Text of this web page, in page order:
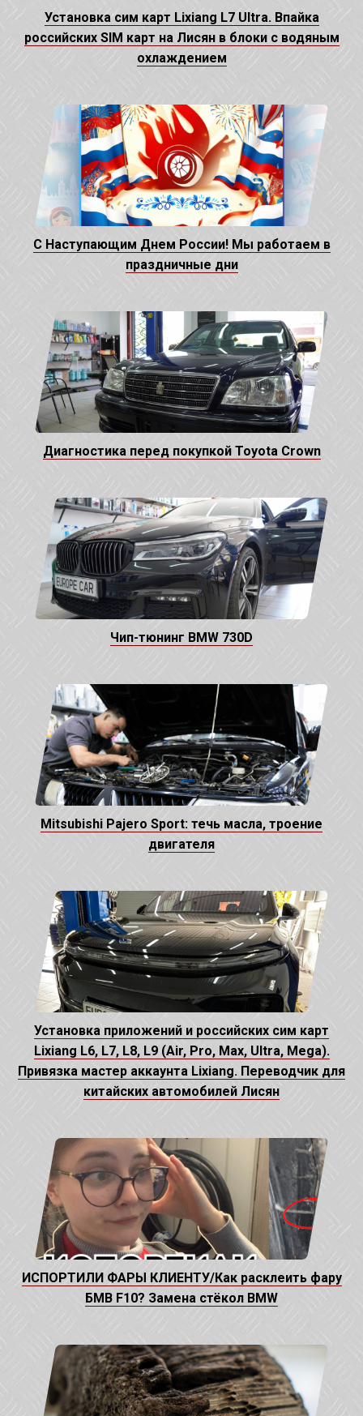
Установка сим карт Lixiang L7 Ultra. Впайка
российских SIM карт на Лисян в блоки с водяным
охлаждением
С Наступающим Днем России! Мы работаем в
праздничные дни
Диагностика перед покупкой Toyota Crown
Чип-тюнинг BMW 730D
Mitsubishi Pajero Sport: течь масла, троение
двигателя
Установка приложений и российских сим карт
Lixiang L6, L7, L8, L9 (Air, Pro, Max, Ultra, Mega).
Привязка мастер аккаунта Lixiang. Переводчик для
китайских автомобилей Лисян
ИСПОРТИЛИ ФАРЫ КЛИЕНТУ/Как расклеить фару
БМВ F10? Замена стёкол BMW